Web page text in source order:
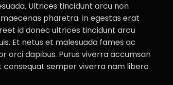
Ultrices tincidunt arcu non
pharetra. In egestas erat
id donec ultrices tincidunt arcu
Et netus et malesuada fames ac
orci dapibus. Purus viverra accumsan
consequat semper viverra nam libero